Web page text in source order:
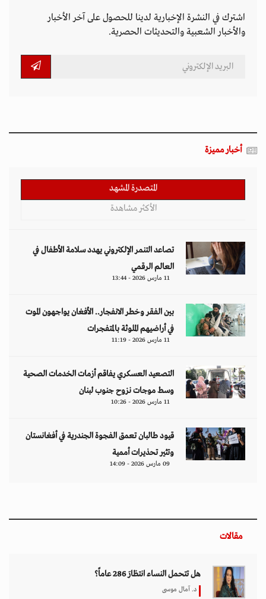
اشترك في النشرة الإخبارية لدينا للحصول على آخر الأخبار
والأخبار الشعبية والتحديثات الحصرية.
أخبار مميزة
المتصدرة المشهد
الأكثر مشاهدة
تصاعد التنمر الإلكتروني يهدد سلامة الأطفال في
العالم الرقمي
11 مارس 2026 - 13:44
بين الفقر وخطر الانفجار.. الأفغان يواجهون الموت
في أراضيهم الملوثة بالمتفجرات
11 مارس 2026 - 11:19
التصعيد العسكري يفاقم أزمات الخدمات الصحية
وسط موجات نزوح جنوب لبنان
11 مارس 2026 - 10:26
قيود طالبان تعمق الفجوة الجندرية في أفغانستان
وتثير تحذيرات أممية
09 مارس 2026 - 14:09
مقالات
هل تتحمل النساء انتظارَ 286 عاماً؟
د. آمال موسى